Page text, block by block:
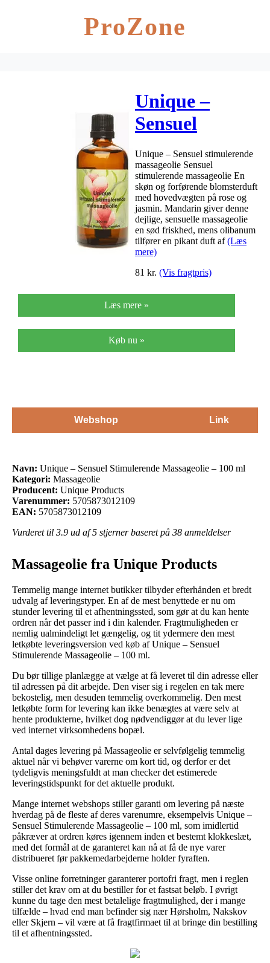
ProZone
Unique –
Sensuel
Stimulerende
Massageolie –
100 ml
Unique – Sensuel stimulerende
massageolie Sensuel
stimulerende massageolie En
skøn og forførende blomsterduft
med hovedvægten på rose og
jasmin. Mandarin giver denne
dejlige, sensuelle massageolie
en sød friskhed, mens olibanum
tilfører en pikant duft af(Læs
mere)
81 kr. (Vis fragtpris)
Læs mere »
Køb nu »
Webshop Link
Navn: Unique – Sensuel Stimulerende Massageolie – 100 ml
Kategori: Massageolie
Producent: Unique Products
Varenummer: 5705873012109
EAN: 5705873012109
Vurderet til 3.9 ud af 5 stjerner baseret på 38 anmeldelser
Massageolie fra Unique Products
Temmelig mange internet butikker tilbyder efterhånden et bredt
udvalg af leveringstyper. En af de mest benyttede er nu om
stunder levering til et afhentningssted, som gør at du kan hente
ordren når det passer ind i din kalender. Fragtmuligheden er
nemlig ualmindeligt let gængelig, og tit ydermere den mest
letkøbte leveringsversion ved køb af Unique – Sensuel
Stimulerende Massageolie – 100 ml.
Du bør tillige planlægge at vælge at få leveret til din adresse eller
til adressen på dit arbejde. Den viser sig i regelen en tak mere
bekostelig, men desuden temmelig overkommelig. Den mest
letkøbte form for levering kan ikke benægtes at være selv at
hente produkterne, hvilket dog nødvendiggør at du lever lige
ved internet virksomhedens bopæl.
Antal dages levering på Massageolie er selvfølgelig temmelig
aktuel når vi behøver varerne om kort tid, og derfor er det
tydeligvis meningsfuldt at man checker det estimerede
leveringstidspunkt for det aktuelle produkt.
Mange internet webshops stiller garanti om levering på næste
hverdag på de fleste af deres varenumre, eksempelvis Unique –
Sensuel Stimulerende Massageolie – 100 ml, som imidlertid
påkræver at ordren køres igennem inden et bestemt klokkeslæt,
med det formål at de garanteret kan nå at få de nye varer
distribueret før pakkemedarbejderne holder fyraften.
Visse online forretninger garanterer portofri fragt, men i reglen
stiller det krav om at du bestiller for et fastsat beløb. I øvrigt
kunne du tage den mest betalelige fragtmulighed, der i mange
tilfælde – hvad end man befinder sig nær Hørsholm, Nakskov
eller Skjern – vil være at få fragtfirmaet til at bringe din bestilling
til et afhentningssted.